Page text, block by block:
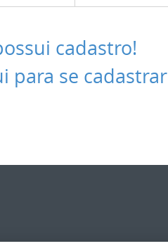
cadastro!
para se cadastrar